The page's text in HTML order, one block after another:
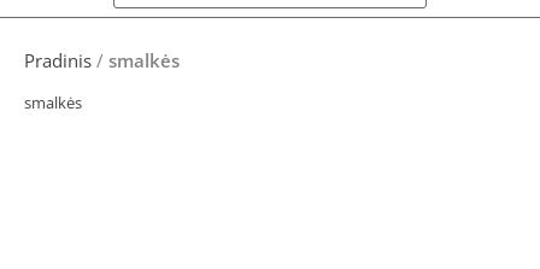
Pradinis / smalkės
smalkės